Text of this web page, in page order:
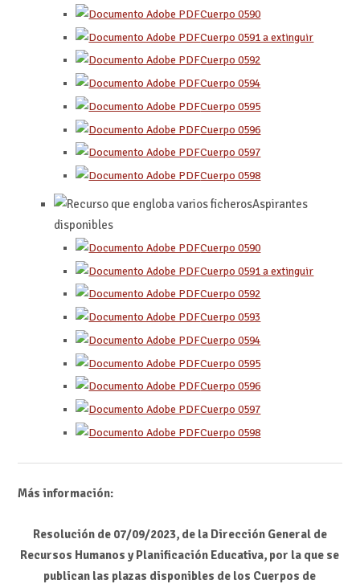
Cuerpo 0590
Cuerpo 0591 a extinguir
Cuerpo 0592
Cuerpo 0594
Cuerpo 0595
Cuerpo 0596
Cuerpo 0597
Cuerpo 0598
Aspirantes
disponibles
Cuerpo 0590
Cuerpo 0591 a extinguir
Cuerpo 0592
Cuerpo 0593
Cuerpo 0594
Cuerpo 0595
Cuerpo 0596
Cuerpo 0597
Cuerpo 0598
Más información:
Resolución de 07/09/2023, de la Dirección General de
Recursos Humanos y Planificación Educativa, por la que se
publican las plazas disponibles de los Cuerpos de